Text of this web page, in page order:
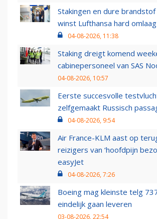
Stakingen en dure brandstof
winst Lufthansa hard omlaag
04-08-2026, 11:38
Staking dreigt komend
cabinepersoneel van SAS
04-08-2026, 10:57
Eerste succesvolle
zelfgemaakt Russisch
04-08-2026, 9:54
Air France-KLM aast op
reizigers van ‘hoofdpijn
easyJet
04-08-2026, 7:26
Boeing mag kleinste telg
eindelijk gaan leveren
03-08-2026, 22:54